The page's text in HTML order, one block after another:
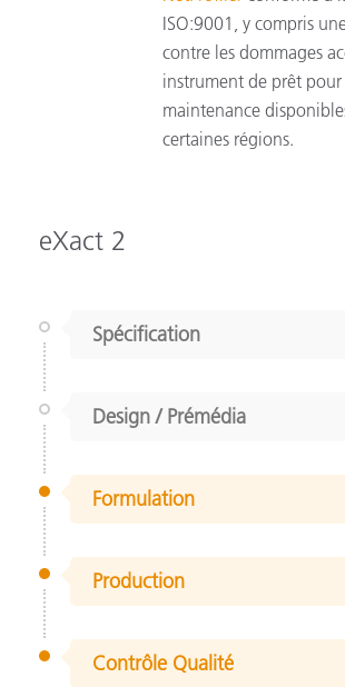
ISO:9001, y compris
contre les dommages
instrument de prêt
maintenance
certaines régions.
eXact 2
Spécification
Design / Prémédia
Formulation
Production
Contrôle Qualité